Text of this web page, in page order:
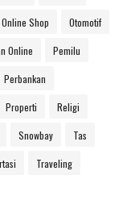
Online Shop Otomotif
Online Pemilu
Perbankan
Properti Religi
Snowbay Tas
Traveling